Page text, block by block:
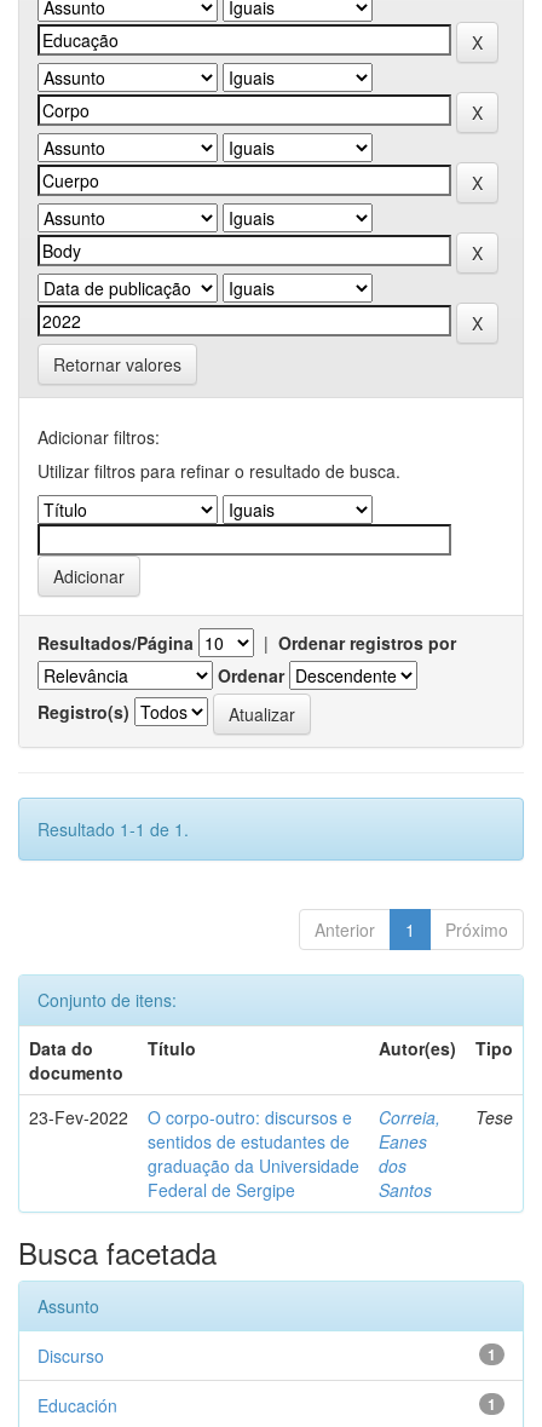
Retornar valores
Adicionar filtros:
Utilizar filtros para refinar o resultado de busca.
Resultados/Página | Ordenar registros por
Ordenar
Registro(s)
Resultado 1-1 de 1.
Anterior 1 Próximo
Conjunto de itens:
Data do
documento
Título Autor(es) Tipo
23-Fev-2022
O corpo-outro: discursos e
sentidos de estudantes de
graduação da Universidade
Federal de Sergipe
Correia,
Eanes
dos
Santos
Tese
Busca facetada
Assunto
1
Discurso
1
Educación